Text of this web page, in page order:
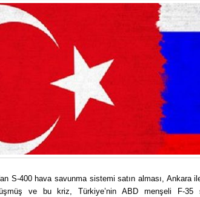
S-400 hava savunma sistemi satın alması, Ankara
ve bu kriz, Türkiye’nin ABD menşeli F-35